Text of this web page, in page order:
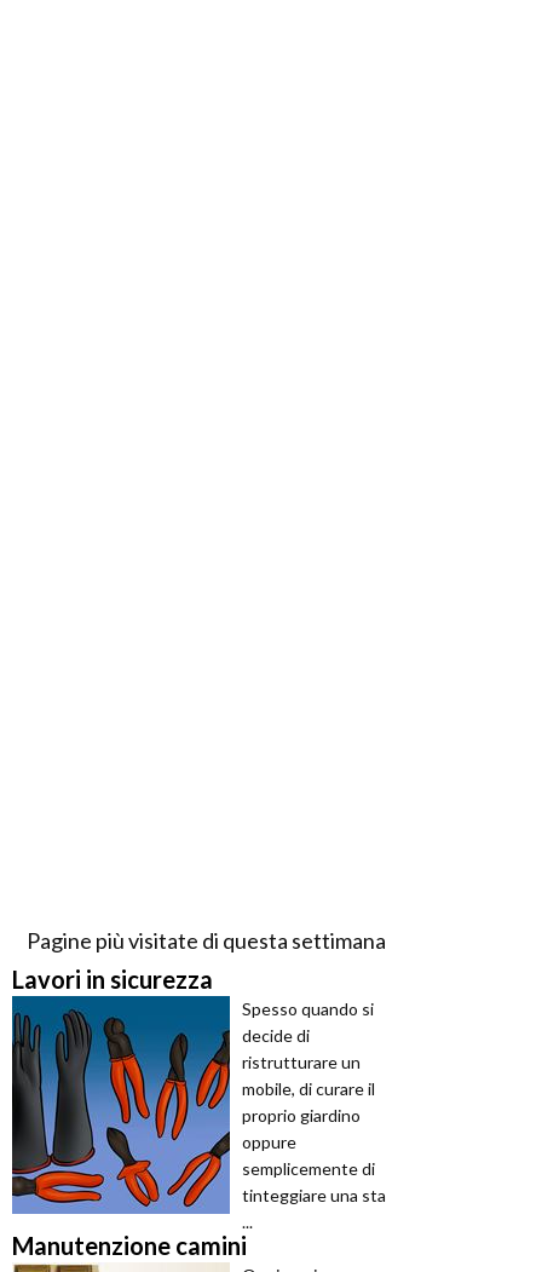
Pagine più visitate di questa settimana
Lavori in sicurezza
Spesso quando si
decide di
ristrutturare un
mobile, di curare il
proprio giardino
oppure
semplicemente di
tinteggiare una sta
...
Manutenzione camini